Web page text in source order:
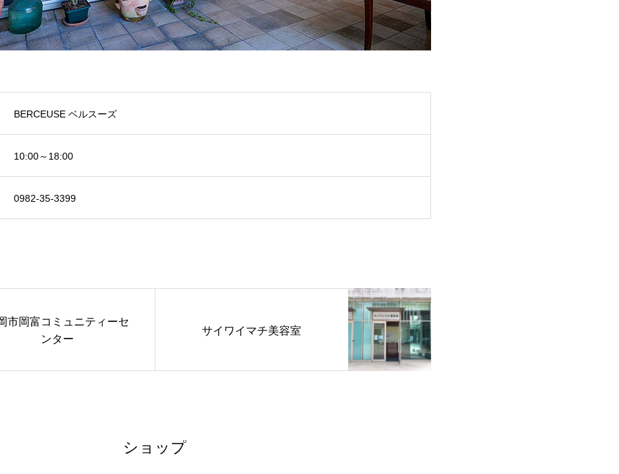
BERCEUSE ベルスーズ
10:00～18:00
0982-35-3399
市岡富コミュニティーセ
ンター
サイワイマチ美容室
ショップ